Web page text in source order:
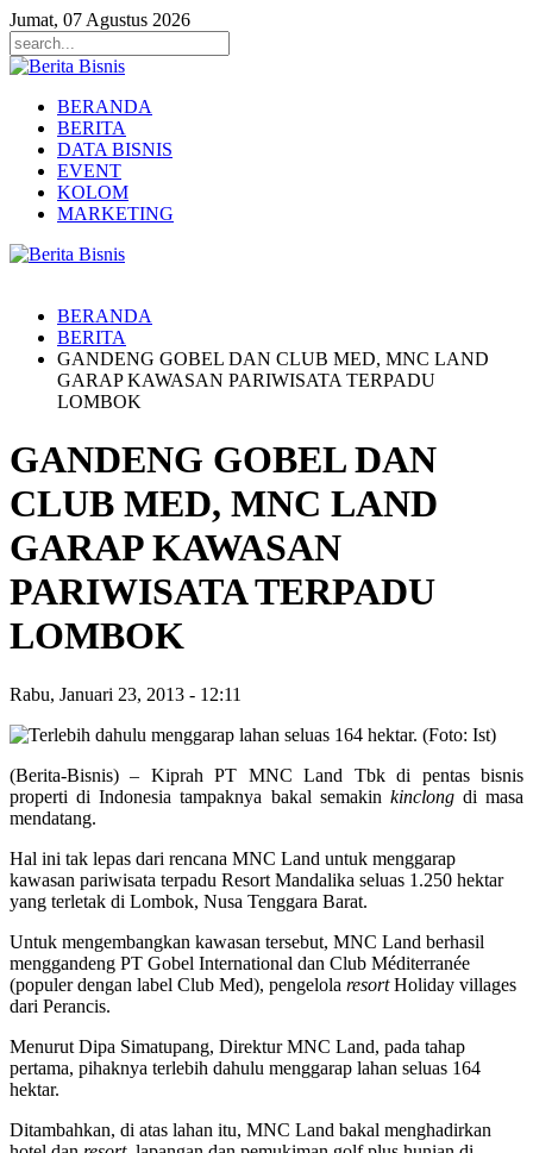
Jumat, 07 Agustus 2026
BERANDA
BERITA
DATA BISNIS
EVENT
KOLOM
MARKETING
BERANDA
BERITA
GANDENG GOBEL DAN CLUB MED, MNC LAND
GARAP KAWASAN PARIWISATA TERPADU
LOMBOK
GANDENG GOBEL DAN
CLUB MED, MNC LAND
GARAP KAWASAN
PARIWISATA TERPADU
LOMBOK
Rabu, Januari 23, 2013 - 12:11
(Berita-Bisnis) – Kiprah PT MNC Land Tbk di pentas bisnis
properti di Indonesia tampaknya bakal semakin kinclongdi masa
mendatang.
Hal ini tak lepas dari rencana MNC Land untuk menggarap
kawasan pariwisata terpadu Resort Mandalika seluas 1.250 hektar
yang terletak di Lombok, Nusa Tenggara Barat.
Untuk mengembangkan kawasan tersebut, MNC Land berhasil
menggandeng PT Gobel International dan Club Méditerranée
(populer dengan label Club Med), pengelola resortHoliday villages
dari Perancis.
Menurut Dipa Simatupang, Direktur MNC Land, pada tahap
pertama, pihaknya terlebih dahulu menggarap lahan seluas 164
hektar.
Ditambahkan, di atas lahan itu, MNC Land bakal menghadirkan